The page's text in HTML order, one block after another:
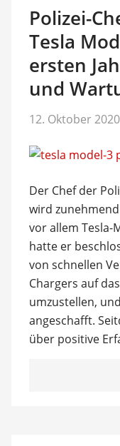
Polizei-
Tesla
ersten
und
12. Oktober 2020
Der Chef der
wird
vor allem Tesla-
hatte er
von schnellen
Chargers auf
umzustellen,
angeschafft.
über positive